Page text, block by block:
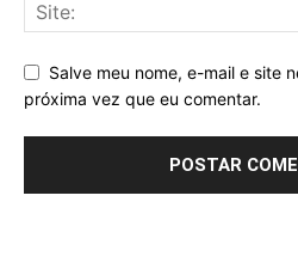
Salve meu nome, e-mail e site
próxima vez que eu comentar.